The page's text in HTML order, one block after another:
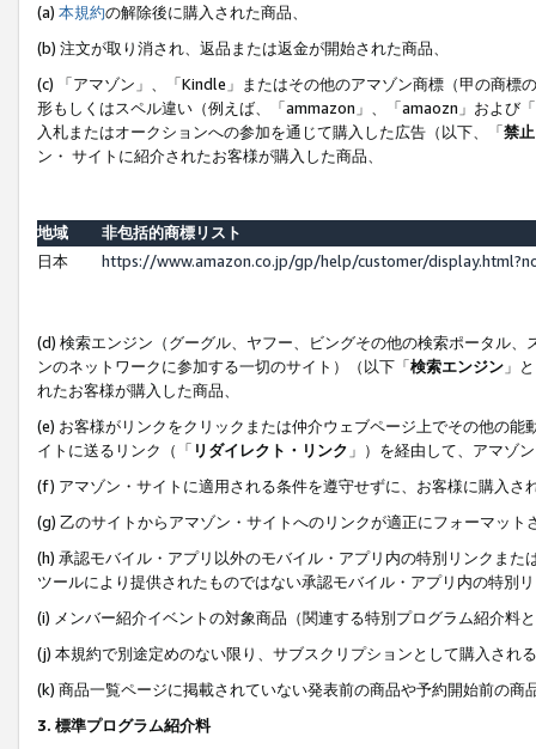
(a) 本規約の解除後に購入された商品、
(b) 注文が取り消され、返品または返金が開始された商品、
(c) 「アマゾン」、「Kindle」またはその他のアマゾン商標（甲の商
形もしくはスペル違い（例えば、「ammazon」、「amaozn」および
入札またはオークションへの参加を通じて購入した広告（以下、「禁
ン・ サイトに紹介されたお客様が購入した商品、
地域
非包括的商標リスト
日本
https://www.amazon.co.jp/gp/help/customer/
(d) 検索エンジン（グーグル、ヤフー、ビングその他の検索ポータル
ンのネットワークに参加する一切のサイト）（以下「検索エンジン 」
れたお客様が購入した商品、
(e) お客様がリンクをクリックまたは仲介ウェブページ上でその他の
イトに送るリンク（「 リダイレクト・リンク 」）を経由して、アマゾ
(f) アマゾン・サイトに適用される条件を遵守せずに、お客様に購入さ
(g) 乙のサイトからアマゾン・サイトへのリンクが適正にフォーマッ
(h) 承認モバイル・アプリ以外のモバイル・アプリ内の特別リンクま
ツールにより提供されたものではない承認モバイル・アプリ内の特別
(i) メンバー紹介イベントの対象商品（関連する特別プログラム紹介料
(j) 本規約で別途定めのない限り、サブスクリプションとして購入され
(k) 商品一覧ページに掲載されていない発表前の商品や予約開始前の商
3. 標準プログラム紹介料